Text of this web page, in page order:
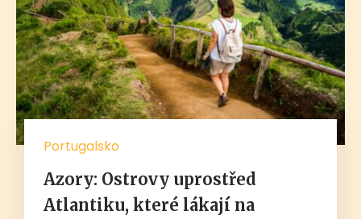
Portugalsko
Azory: Ostrovy uprostřed
Atlantiku, které lákají na